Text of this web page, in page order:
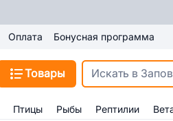
Оплата Бонусная программа
Товары
Птицы Рыбы Рептилии